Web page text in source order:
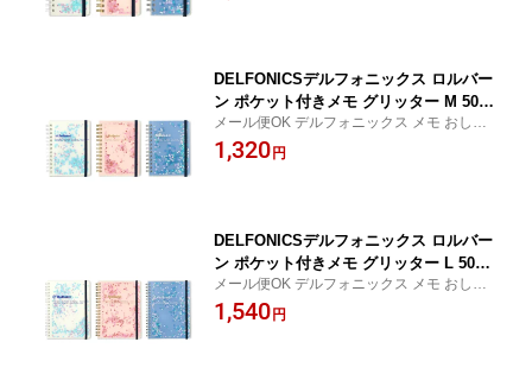
DELFONICSデルフォニックス ロルバー
ン ポケット付きメモ グリッター M 501
374
メール便OK デルフォニックス メモ おしゃ
れ かわいい 学生 ガーリー 習い事 女性 大人
女子文具博 シンプルで飽きのこないデザイ
1,320 円
DELFONICSデルフォニックス ロルバー
ン ポケット付きメモ グリッター L 5013
75
メール便OK デルフォニックス メモ おしゃ
れ かわいい 学生 ガーリー 習い事 女性 大人
女子文具博 シンプルで飽きのこないデザイ
1,540 円